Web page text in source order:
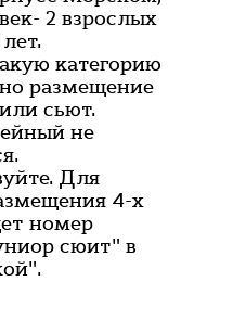
2 взрослых
категорию
размещение
сьют.
не
Для
4-х
номер
сюит" в